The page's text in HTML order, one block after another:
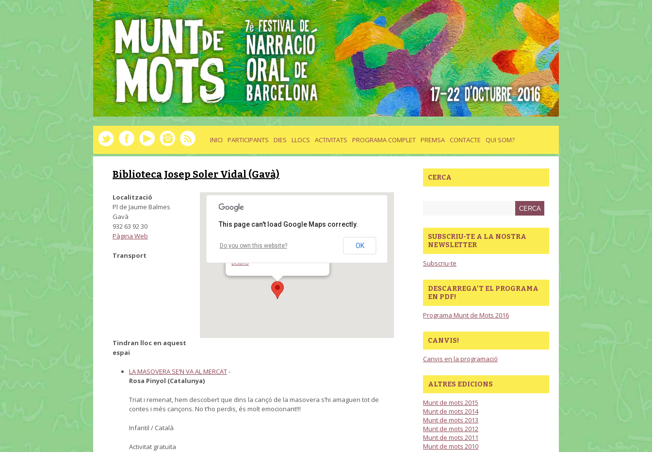
INICI PARTICIPANTS DIES LLOCS ACTIVITATS PROGRAMA COMPLET PREMSA CONTACTE QUI SOM?
Biblioteca Josep Soler Vidal (Gavà)
Biblioteca Josep Soler Vidal (Gavà)
Details
This page can't load Google Maps correctly.
Do you own this website? OK
Localització
Pl de Jaume Balmes
Gavà
932 63 92 30
Pàgina Web
Transport
Tindran lloc en aquest
espai
LA MASOVERA SE’N VA AL MERCAT-
Rosa Pinyol (Catalunya)
Triat i remenat, hem descobert que dins la cançó de la masovera s’hi amaguen tot de
contes i més cançons. No t’ho perdis, és molt emocionant!!!
Infantil / Català
Activitat gratuïta
CERCA
SUBSCRIU-TE A LA NOSTRA
NEWSLETTER
Subscriu-te
DESCARREGA’T EL PROGRAMA
EN PDF!
Programa Munt de Mots 2016
CANVIS!
Canvis en la programació
ALTRES EDICIONS
Munt de mots 2015
Munt de mots 2014
Munt de mots 2013
Munt de mots 2012
Munt de mots 2011
Munt de mots 2010